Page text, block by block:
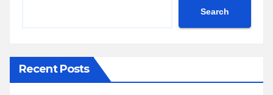
Search
Recent Posts